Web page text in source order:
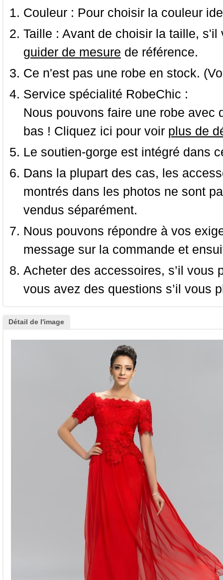
Couleur : Pour choisir la couleur
Taille : Avant de choisir la taille,
guider de mesure de référence.
Ce n'est pas une robe en stock.
Service spécialité RobeChic :
Nous pouvons faire une robe
bas ! Cliquez ici pour voir plus de
Le soutien-gorge est intégré dans
Dans la plupart des cas, les
montrés dans les photos ne sont
vendus séparément.
Nous pouvons répondre à vos
message sur la commande et
Acheter des accessoires, s’il
vous avez des questions s’il vous
Détail de l'image